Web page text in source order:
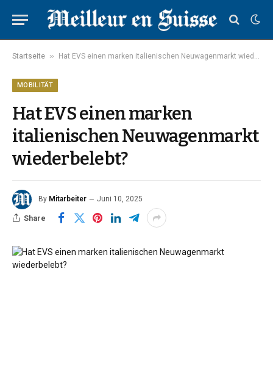
Startseite » Hat EVS einen marken italienischen Neuwagenmarkt wiederbelebt?
MOBILITÄT
Hat EVS einen marken
italienischen Neuwagenmarkt
wiederbelebt?
By Mitarbeiter Juni 10, 2025
Share